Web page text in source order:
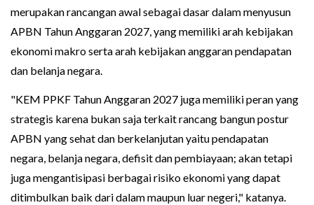
merupakan rancangan awal sebagai dasar dalam menyusun
APBN Tahun Anggaran 2027, yang memiliki arah kebijakan
ekonomi makro serta arah kebijakan anggaran pendapatan
dan belanja negara.
"KEM PPKF Tahun Anggaran 2027 juga memiliki peran yang
strategis karena bukan saja terkait rancang bangun postur
APBN yang sehat dan berkelanjutan yaitu pendapatan
negara, belanja negara, defisit dan pembiayaan; akan tetapi
juga mengantisipasi berbagai risiko ekonomi yang dapat
ditimbulkan baik dari dalam maupun luar negeri," katanya.